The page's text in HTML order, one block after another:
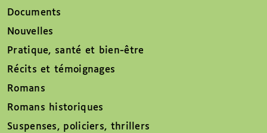
Documents
Nouvelles
Pratique, santé et bien-être
Récits et témoignages
Romans
Romans historiques
Suspenses, policiers, thrillers